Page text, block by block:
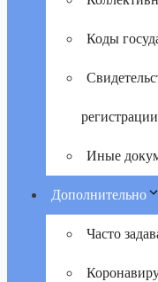
Коды
регистрации
Иные
Дополнительно
Часто